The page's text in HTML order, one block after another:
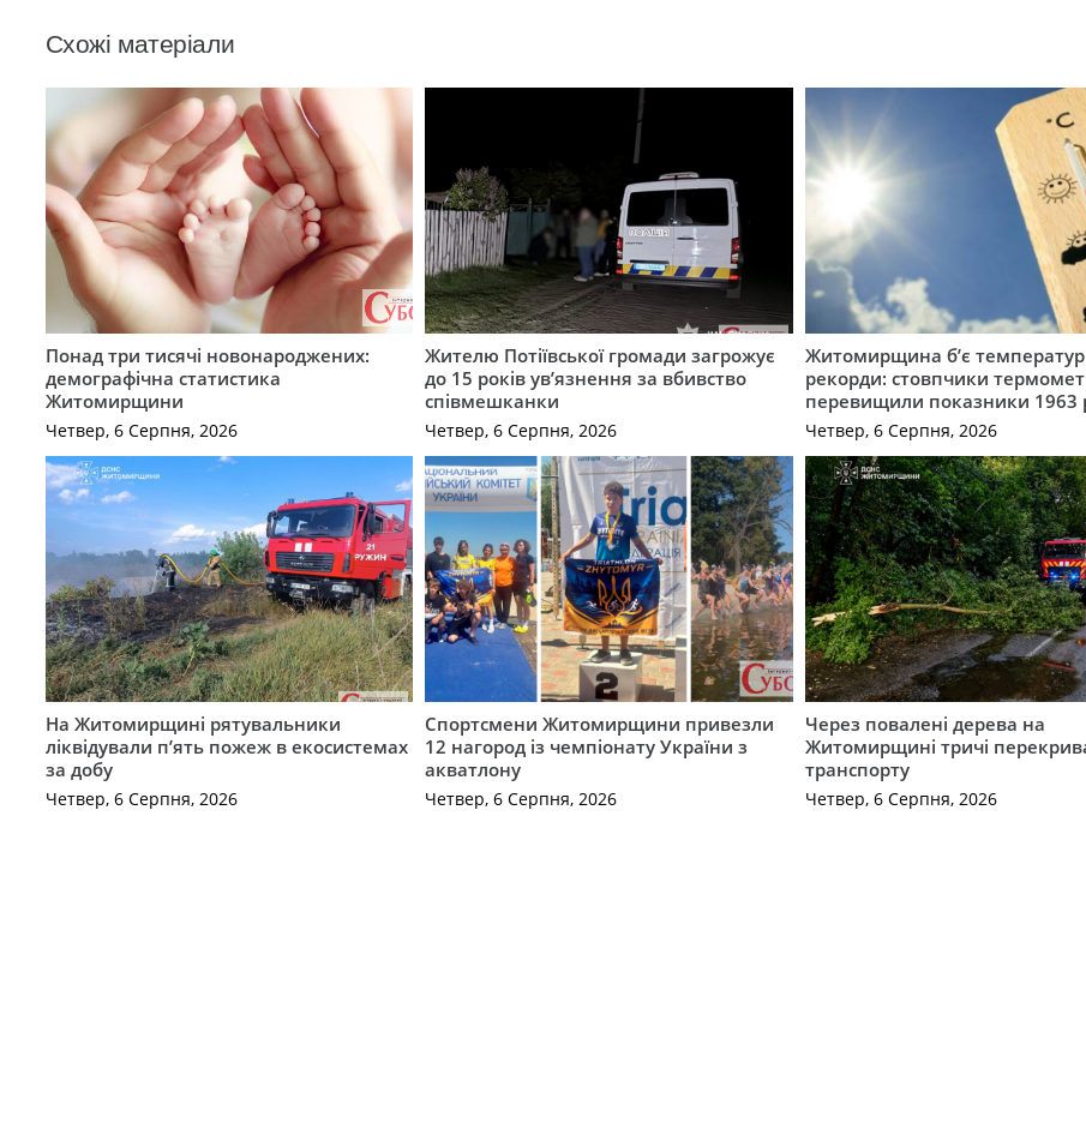
Схожі матеріали
Понад три тисячі новонароджених:
демографічна статистика
Житомирщини
Четвер, 6 Серпня, 2026
Жителю Потіївської громади загрожує
до 15 років ув’язнення за вбивство
співмешканки
Четвер, 6 Серпня, 2026
Житомирщина б’є
рекорди: стовпчики
перевищили показники 1963
Четвер, 6 Серпня, 2026
На Житомирщині рятувальники
ліквідували п’ять пожеж в екосистемах
за добу
Четвер, 6 Серпня, 2026
Спортсмени Житомирщини привезли
12 нагород із чемпіонату України з
акватлону
Четвер, 6 Серпня, 2026
Через повалені дерева на
Житомирщині тричі
транспорту
Четвер, 6 Серпня, 2026